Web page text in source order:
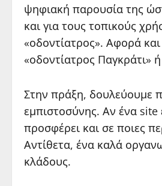
ψηφιακή παρουσία της
και για τους τοπικούς
«οδοντίατρος». Αφορά
«οδοντίατρος Παγκράτι»
Στην πράξη, δουλεύουμε
εμπιστοσύνης. Αν ένα site
προσφέρει και σε ποιες
Αντίθετα, ένα καλά
κλάδους.